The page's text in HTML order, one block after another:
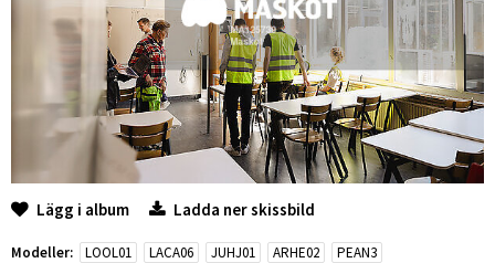
Lägg i album Ladda ner skissbild
Modeller: LOOL01 LACA06 JUHJ01 ARHE02
PEAN3